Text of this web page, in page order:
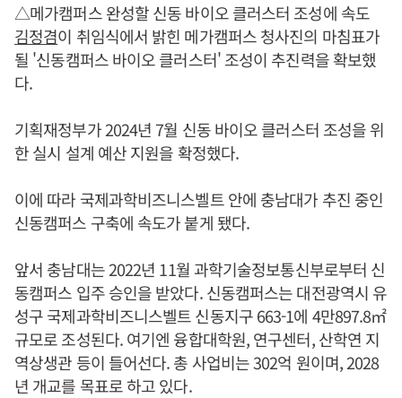
△메가캠퍼스 완성할 신동 바이오 클러스터 조성에 속도
김정겸이 취임식에서 밝힌 메가캠퍼스 청사진의 마침표가
될 '신동캠퍼스 바이오 클러스터' 조성이 추진력을 확보했
다.
기획재정부가 2024년 7월 신동 바이오 클러스터 조성을 위
한 실시 설계 예산 지원을 확정했다.
이에 따라 국제과학비즈니스벨트 안에 충남대가 추진 중인
신동캠퍼스 구축에 속도가 붙게 됐다.
앞서 충남대는 2022년 11월 과학기술정보통신부로부터 신
동캠퍼스 입주 승인을 받았다. 신동캠퍼스는 대전광역시 유
성구 국제과학비즈니스벨트 신동지구 663-1에 4만897.8㎡
규모로 조성된다. 여기엔 융합대학원, 연구센터, 산학연 지
역상생관 등이 들어선다. 총 사업비는 302억 원이며, 2028
년 개교를 목표로 하고 있다.